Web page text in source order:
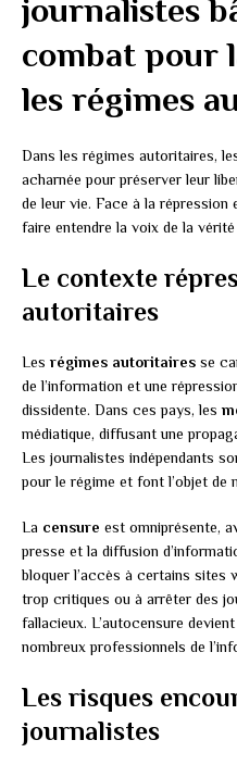
journalistes
combat pour
les régimes
Dans les régimes autoritaires,
acharnée pour préserver leur
de leur vie. Face à la répression
faire entendre la voix de la
Le contexte
autoritaires
Les régimes autoritaires se
de l’information et une
dissidente. Dans ces pays, les
médiatique, diffusant une
Les journalistes indépendants
pour le régime et font l’objet de
La censure est omniprésente,
presse et la diffusion
bloquer l’accès à certains sites
trop critiques ou à arrêter des
fallacieux. L’autocensure
nombreux professionnels de
Les risques
journalistes